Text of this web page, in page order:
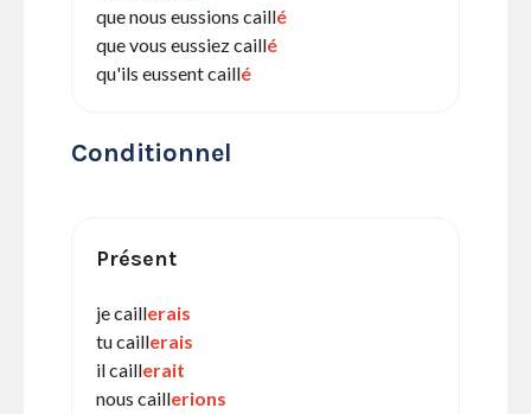
que nous eussions caillé
que vous eussiez caillé
qu'ils eussent caillé
Conditionnel
Présent
je caillerais
tu caillerais
il caillerait
nous caillerions